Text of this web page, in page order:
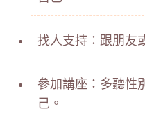
找人支持：跟朋友
參加講座：多聽性
己。